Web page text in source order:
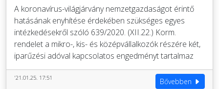
A koronavírus-világjárvány nemzetgazdaságot érintő
hatásának enyhítése érdekében szükséges egyes
intézkedésekről szóló 639/2020. (XII.22.) Korm.
rendelet a mikro-, kis- és középvállalkozók részére két,
iparűzési adóval kapcsolatos engedményt tartalmaz
'21.01.25. 17:51 Bővebben